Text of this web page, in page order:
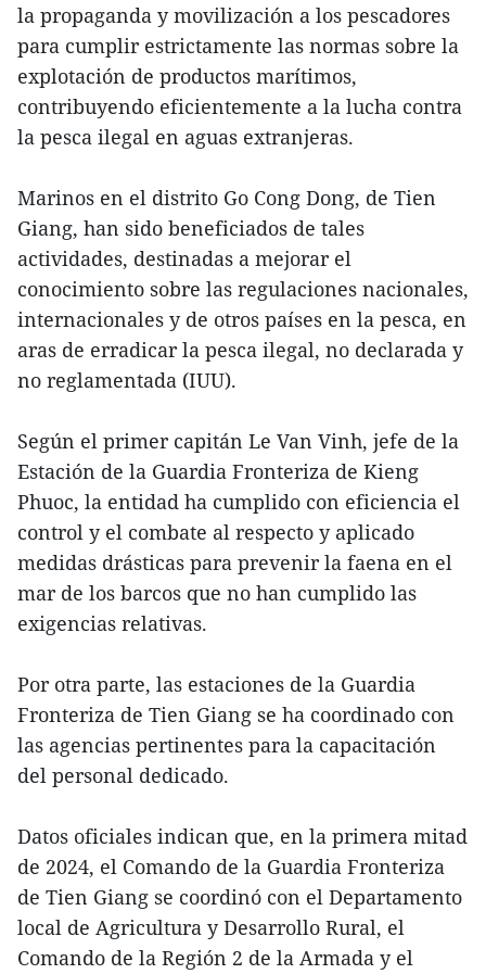
la propaganda y movilización a los pescadores
para cumplir estrictamente las normas sobre la
explotación de productos marítimos,
contribuyendo eficientemente a la lucha contra
la pesca ilegal en aguas extranjeras.
Marinos en el distrito Go Cong Dong, de Tien
Giang, han sido beneficiados de tales
actividades, destinadas a mejorar el
conocimiento sobre las regulaciones nacionales,
internacionales y de otros países en la pesca, en
aras de erradicar la pesca ilegal, no declarada y
no reglamentada (IUU).
Según el primer capitán Le Van Vinh, jefe de la
Estación de la Guardia Fronteriza de Kieng
Phuoc, la entidad ha cumplido con eficiencia el
control y el combate al respecto y aplicado
medidas drásticas para prevenir la faena en el
mar de los barcos que no han cumplido las
exigencias relativas.
Por otra parte, las estaciones de la Guardia
Fronteriza de Tien Giang se ha coordinado con
las agencias pertinentes para la capacitación
del personal dedicado.
Datos oficiales indican que, en la primera mitad
de 2024, el Comando de la Guardia Fronteriza
de Tien Giang se coordinó con el Departamento
local de Agricultura y Desarrollo Rural, el
Comando de la Región 2 de la Armada y el